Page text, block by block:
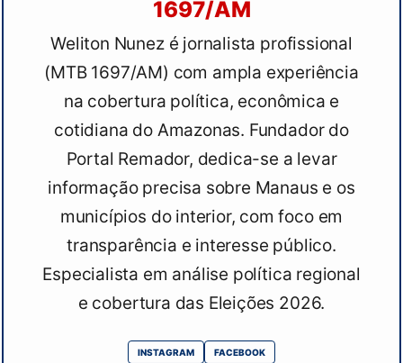
1697/AM
Weliton Nunez é jornalista profissional
(MTB 1697/AM) com ampla experiência
na cobertura política, econômica e
cotidiana do Amazonas. Fundador do
Portal Remador, dedica-se a levar
informação precisa sobre Manaus e os
municípios do interior, com foco em
transparência e interesse público.
Especialista em análise política regional
e cobertura das Eleições 2026.
INSTAGRAM FACEBOOK